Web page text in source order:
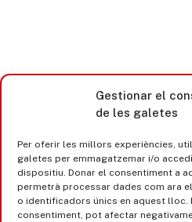
Gestionar el
de les galetes
Per oferir les millors experiències,
galetes per emmagatzemar i/o
dispositiu. Donar el consentiment a
permetrà processar dades com ara
o identificadors únics en aquest lloc.
consentiment, pot afectar